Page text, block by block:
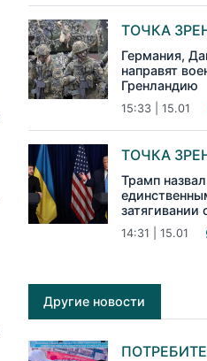
ТОЧКА
Германия,
направят
Гренландию
15:33 | 15.01
ТОЧКА
Трамп
затягивании
14:31 | 15.01
Другие новости